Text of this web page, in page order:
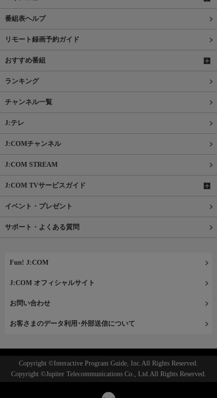
番組表ヘルプ
リモート録画予約ガイド
おすすめ番組
ランキング
チャンネル一覧
J:テレ
J:COMチャンネル
J:COM STREAM
J:COM TVサービスガイド
イベント・プレゼント
サポート・よくある質問
Fun! J:COM
J:COM オフィシャルサイト
お問い合わせ
お客さまのデータ利用･外部送信について
Copyright ©Interactive Program Guide, Inc.All Rights Reserved.
Copyright ©Jupiter Telecommunications Co., Ltd.All Rights Reserved.